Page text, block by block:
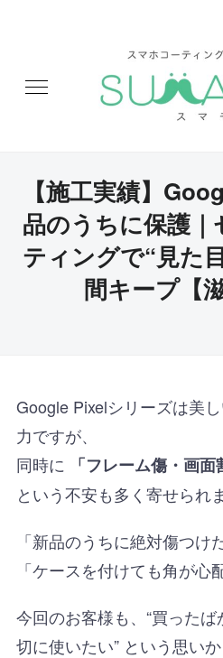
【施工実績】
品のうちに保護
ティングで“見た
間キープ【
Google Pixelシリーズは美
力ですが、
同時に
「フレーム傷・画
という不安も多く寄せられま
「新品のうちに絶対傷つけ
「ケースを付けても角が心
今回のお客様も、“買った
切に使いたい” という思いか